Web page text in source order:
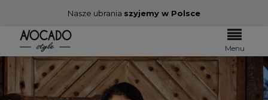
Nasze ubrania szyjemy w Polsce
Menu